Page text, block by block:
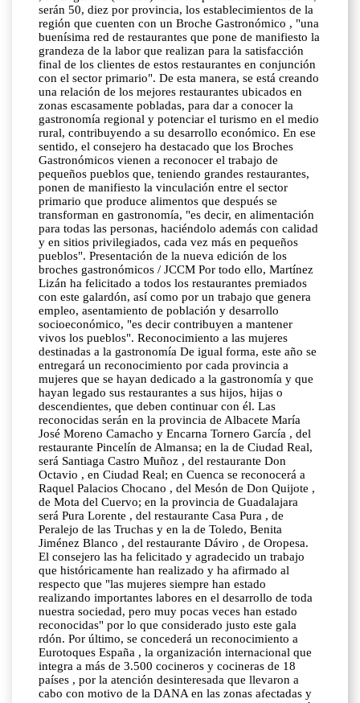
serán 50, diez por provincia, los establecimientos de la
región que cuenten con un Broche Gastronómico , "una
buenísima red de restaurantes que pone de manifiesto la
grandeza de la labor que realizan para la satisfacción
final de los clientes de estos restaurantes en conjunción
con el sector primario". De esta manera, se está creando
una relación de los mejores restaurantes ubicados en
zonas escasamente pobladas, para dar a conocer la
gastronomía regional y potenciar el turismo en el medio
rural, contribuyendo a su desarrollo económico. En ese
sentido, el consejero ha destacado que los Broches
Gastronómicos vienen a reconocer el trabajo de
pequeños pueblos que, teniendo grandes restaurantes,
ponen de manifiesto la vinculación entre el sector
primario que produce alimentos que después se
transforman en gastronomía, "es decir, en alimentación
para todas las personas, haciéndolo además con calidad
y en sitios privilegiados, cada vez más en pequeños
pueblos". Presentación de la nueva edición de los
broches gastronómicos / JCCM Por todo ello, Martínez
Lizán ha felicitado a todos los restaurantes premiados
con este galardón, así como por un trabajo que genera
empleo, asentamiento de población y desarrollo
socioeconómico, "es decir contribuyen a mantener
vivos los pueblos". Reconocimiento a las mujeres
destinadas a la gastronomía De igual forma, este año se
entregará un reconocimiento por cada provincia a
mujeres que se hayan dedicado a la gastronomía y que
hayan legado sus restaurantes a sus hijos, hijas o
descendientes, que deben continuar con él. Las
reconocidas serán en la provincia de Albacete María
José Moreno Camacho y Encarna Tornero García , del
restaurante Pincelín de Almansa; en la de Ciudad Real,
será Santiaga Castro Muñoz , del restaurante Don
Octavio , en Ciudad Real; en Cuenca se reconocerá a
Raquel Palacios Chocano , del Mesón de Don Quijote ,
de Mota del Cuervo; en la provincia de Guadalajara
será Pura Lorente , del restaurante Casa Pura , de
Peralejo de las Truchas y en la de Toledo, Benita
Jiménez Blanco , del restaurante Dáviro , de Oropesa.
El consejero las ha felicitado y agradecido un trabajo
que históricamente han realizado y ha afirmado al
respecto que "las mujeres siempre han estado
realizando importantes labores en el desarrollo de toda
nuestra sociedad, pero muy pocas veces han estado
reconocidas" por lo que considerado justo este gala
rdón. Por último, se concederá un reconocimiento a
Eurotoques España , la organización internacional que
integra a más de 3.500 cocineros y cocineras de 18
países , por la atención desinteresada que llevaron a
cabo con motivo de la DANA en las zonas afectadas y